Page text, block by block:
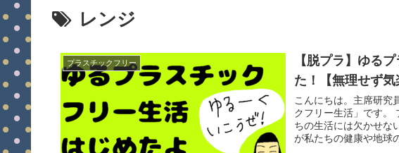
レンジ
プラスチックフリー
【脱プラ】ゆる
た！【無理せず気
こんにちは。主席研
クフリー生活」です。
ちの生活には欠かせな
が私たちの健康や地球